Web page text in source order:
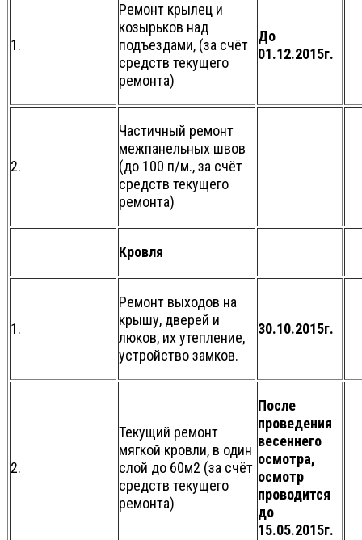
1.
Ремонт крылец и
козырьков над
подъездами, (за счёт
средств текущего
ремонта)
До
01.12.2015г.
2.
Частичный ремонт
межпанельных швов
(до 100 п/м., за счёт
средств текущего
ремонта)
Кровля
1.
Ремонт выходов на
крышу, дверей и
люков, их утепление,
устройство замков.
30.10.2015г.
2.
Текущий ремонт
мягкой кровли, в один
слой до 60м2 (за счёт
средств текущего
ремонта)
После
проведения
весеннего
осмотра,
осмотр
проводится
до
15.05.2015г.